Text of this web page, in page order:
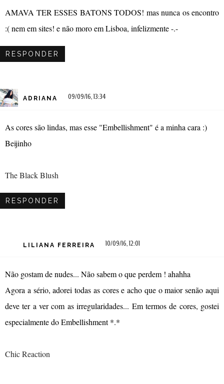
AMAVA TER ESSES BATONS TODOS! mas nunca os encontro
:( nem em sites! e não moro em Lisboa, infelizmente -.-
RESPONDER
ADRIANA 09/09/16, 13:34
As cores são lindas, mas esse "Embellishment" é a minha cara :)
Beijinho
The Black Blush
RESPONDER
LILIANA FERREIRA 10/09/16, 12:01
Não gostam de nudes... Não sabem o que perdem ! ahahha
Agora a sério, adorei todas as cores e acho que o maior senão aqui
deve ter a ver com as irregularidades... Em termos de cores, gostei
especialmente do Embellishment *.*
Chic Reaction